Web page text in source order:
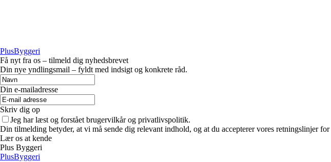
PlusByggeri
Få nyt fra os – tilmeld dig nyhedsbrevet
Din nye yndlingsmail – fyldt med indsigt og konkrete råd.
Din e-mailadresse
Skriv dig op
Jeg har læst og forstået brugervilkår og privatlivspolitik.
Din tilmelding betyder, at vi må sende dig relevant indhold, og at du accepterer vores retningslinjer
Lær os at kende
Plus Byggeri
PlusByggeri